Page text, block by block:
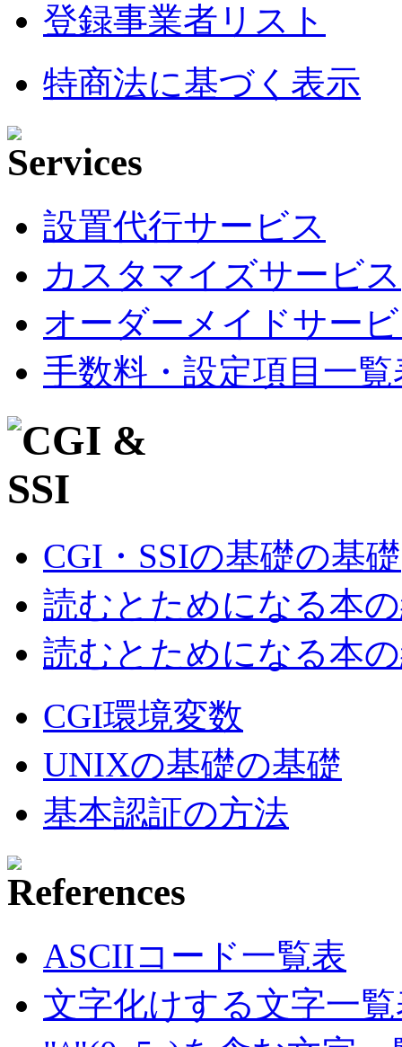
登録事業者リスト
特商法に基づく表示
設置代行サービス
カスタマイズサービス
オーダーメイドサー
手数料・設定項目一覧
CGI・SSIの基礎の基礎
読むとためになる本
読むとためになる本
CGI環境変数
UNIXの基礎の基礎
基本認証の方法
ASCIIコード一覧表
文字化けする文字一